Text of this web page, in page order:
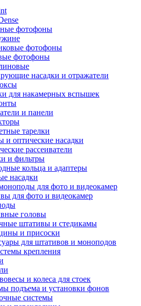
фотофоны
фотофоны
фотофоны
насадки и отражатели
для накамерных вспышек
и панели
тарелки
и оптические насадки
рассеиватели
и фильтры
кольца и адаптеры
насадки
для фото и видеокамер
для фото и видеокамер
головы
штативы и стедикамы
и присоски
для штативов и моноподов
крепления
и колеса для стоек
подъема и установки фонов
системы